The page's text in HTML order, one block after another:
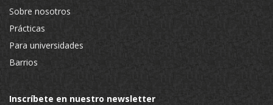
Sobre nosotros
Prácticas
Para universidades
Barrios
Inscríbete en nuestro newsletter